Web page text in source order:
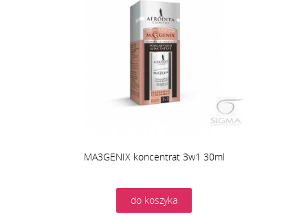
MA3GENIX koncentrat 3w1 30ml
do koszyka